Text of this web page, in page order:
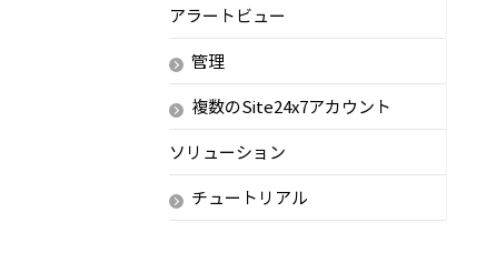
アラートビュー
管理
複数のSite24x7アカウント
ソリューション
チュートリアル